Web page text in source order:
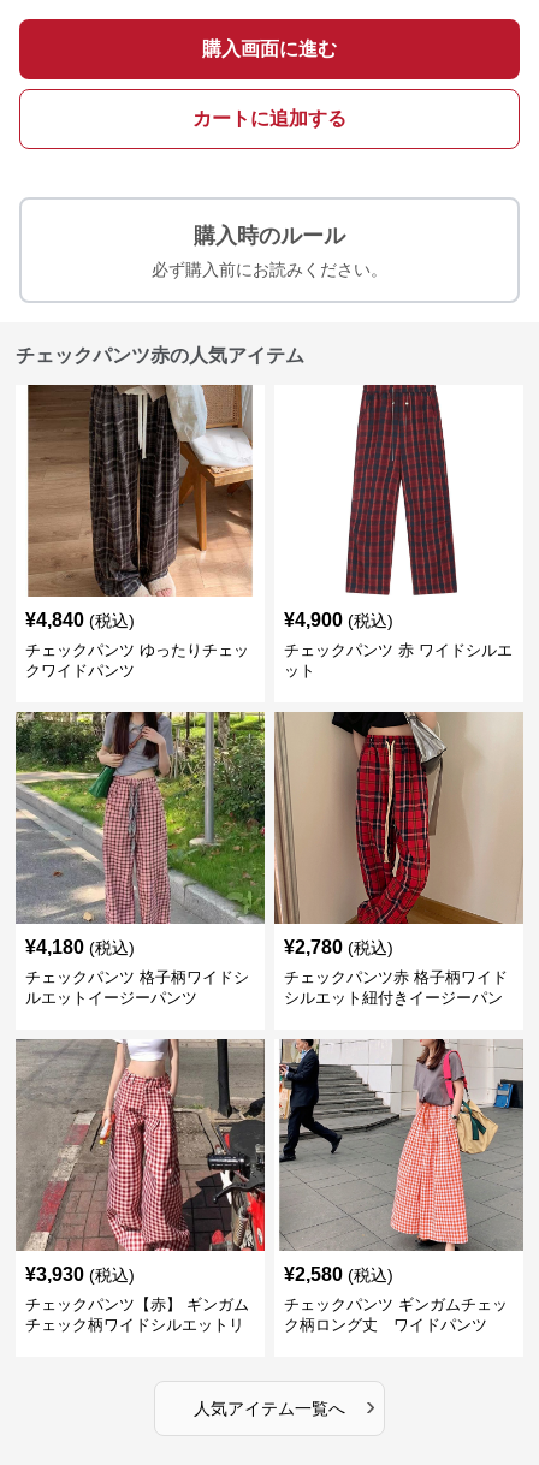
購入画面に進む
カートに追加する
購入時のルール
必ず購入前にお読みください。
チェックパンツ赤の人気アイテム
¥4,840 (税込)
チェックパンツ ゆったりチェッ
クワイドパンツ
¥4,900 (税込)
チェックパンツ 赤 ワイドシルエ
ット
¥4,180 (税込)
チェックパンツ 格子柄ワイドシ
ルエットイージーパンツ
¥2,780 (税込)
チェックパンツ赤 格子柄ワイド
シルエット紐付きイージーパン
¥3,930 (税込)
チェックパンツ【赤】 ギンガム
チェック柄ワイドシルエットリ
¥2,580 (税込)
チェックパンツ ギンガムチェッ
ク柄ロング丈 ワイドパンツ
人気アイテム一覧へ ›